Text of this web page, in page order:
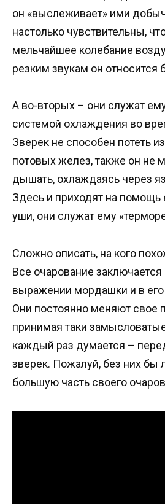
он «выслеживает» ими
настолько чувствительны,
мельчайшее колебание
резким звукам он относится
А во-вторых – они служат
системой охлаждения во
Зверек не способен потеть
потовых желез, также он не
дышать, охлаждаясь через
Здесь и приходят на
уши, они служат ему
Сложно описать, на кого
Все очарование
выражении мордашки и в
Они постоянно меняют свое
принимая таки
каждый раз думается –
зверек. Пожалуй, без них бы
большую часть своего